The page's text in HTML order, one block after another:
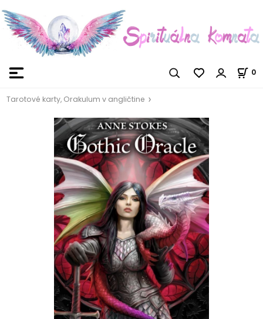
0
Tarotové karty, Orakulum v angličtine